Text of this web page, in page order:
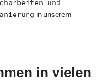
und
in unserem
in vielen